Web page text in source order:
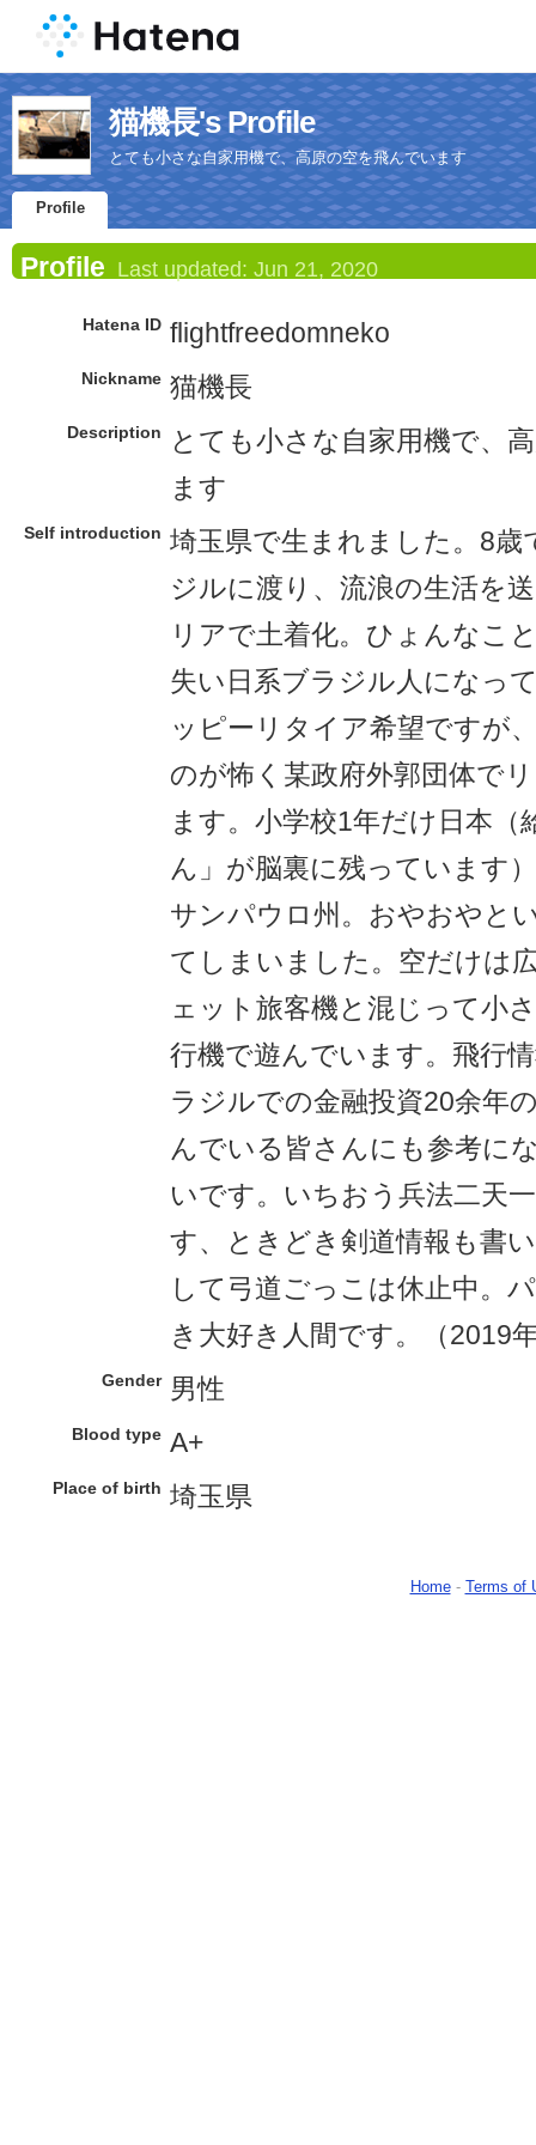
猫機長's Profile
とても小さな自家用機で、高原の空を飛んでいます
Profile
Profile Last updated: Jun 21, 2020
Hatena ID flightfreedomneko
Nickname 猫機長
Description
とても小さな自家用機で、
ます
Self introduction 埼玉県で生まれました。8歳
ジルに渡り、流浪の生活を
リアで土着化。ひょんなこ
失い日系ブラジル人になっ
ッピーリタイア希望ですが
のが怖く某政府外郭団体で
ます。小学校1年だけ日本（
ん」が脳裏に残っています
サンパウロ州。おやおやと
てしまいました。空だけは
ェット旅客機と混じって小
行機で遊んでいます。飛行
ラジルでの金融投資20余年
んでいる皆さんにも参考に
いです。いちおう兵法二天
す、ときどき剣道情報も書
して弓道ごっこは休止中。
き大好き人間です。（2019
Gender 男性
Blood type A+
Place of birth 埼玉県
Home- Terms of